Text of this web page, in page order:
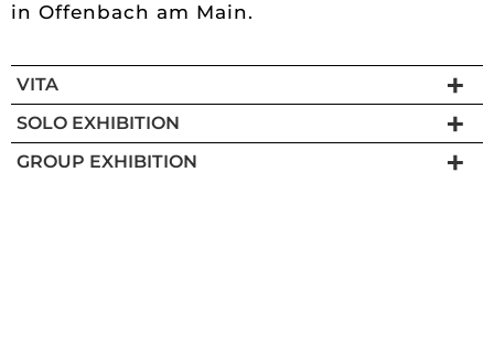
in Offenbach am Main.
VITA
SOLO EXHIBITION
GROUP EXHIBITION